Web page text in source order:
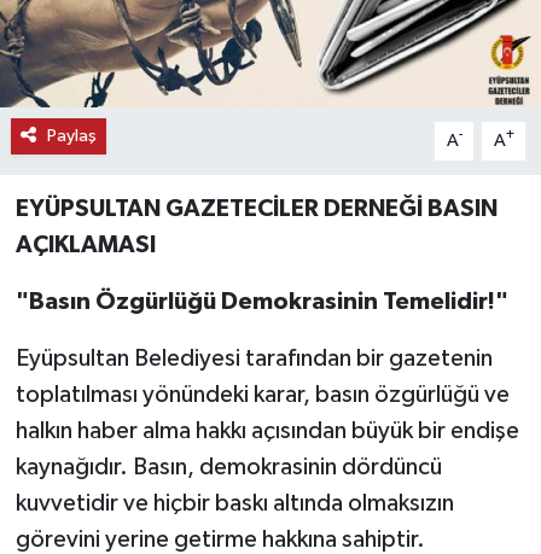
Paylaş A- A+
EYÜPSULTAN GAZETECİLER DERNEĞİ BASIN
AÇIKLAMASI
"Basın Özgürlüğü Demokrasinin Temelidir!"
Eyüpsultan Belediyesi tarafından bir gazetenin
toplatılması yönündeki karar, basın özgürlüğü ve
halkın haber alma hakkı açısından büyük bir endişe
kaynağıdır. Basın, demokrasinin dördüncü
kuvvetidir ve hiçbir baskı altında olmaksızın
görevini yerine getirme hakkına sahiptir.
ÖZEL HABER
SAĞLIK
SPOR
TEKNOLOJİ
TİCARET
YAŞAM